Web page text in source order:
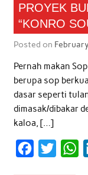
PROYEK
“KONRO
Posted on
Pernah makan
berupa sop
dasar seperti
dimasak/dibakar
kaloa, […]
W